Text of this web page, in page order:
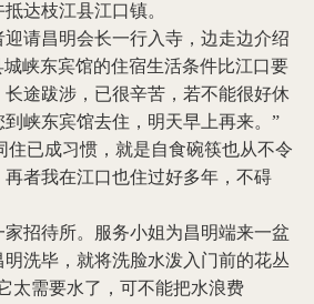
达枝江县江口镇。
请昌明会长一行入寺，边走边介绍
城峡东宾馆的住宿生活条件比江口要
途跋涉，已很辛苦，若不能很好休
峡东宾馆去住，明天早上再来。”
住已成习惯，就是自食碗筷也从不令
再者我在江口也住过好多年，不碍
招待所。服务小姐为昌明端来一盆
洗毕，就将洗脸水泼入门前的花丛
太需要水了，可不能把水浪费